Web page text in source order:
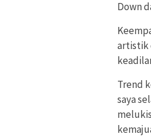
Down
artistik
Trend
saya